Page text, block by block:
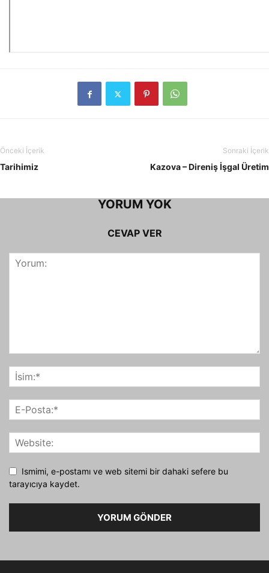
Önceki İçerik
Tarihimiz
Sonraki İçerik
Kazova – Direniş İşgal Üretim
YORUM YOK
CEVAP VER
Ismimi, e-postamı ve web sitemi bir dahaki sefere bu
tarayıcıya kaydet.